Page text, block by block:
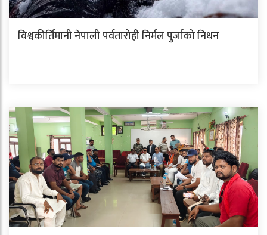
विश्वकीर्तिमानी नेपाली पर्वतारोही निर्मल पुर्जाको निधन